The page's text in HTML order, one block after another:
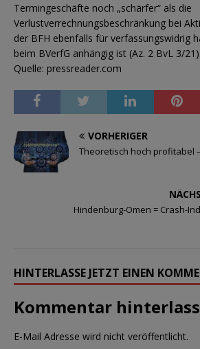
Termingeschäfte noch „schärfer“ als die
Verlustverrechnungsbeschränkung bei
der BFH ebenfalls für verfassungswidrig
beim BVerfG anhängig ist (Az. 2 BvL 3/21).
Quelle: pressreader.com
VORHERIGER
Theoretisch hoch profitabel
Hindenburg-Omen = Crash-
HINTERLASSE JETZT EINEN
Kommentar
E-Mail Adresse wird nicht veröffentlicht.